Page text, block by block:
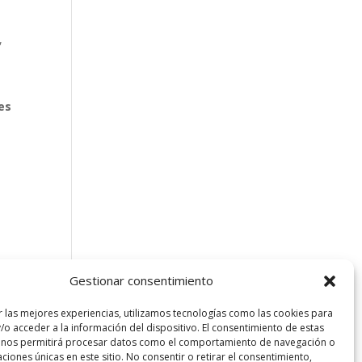
Gestionar consentimiento
las mejores experiencias, utilizamos tecnologías como las cookies para
o acceder a la información del dispositivo. El consentimiento de estas
permitirá procesar datos como el comportamiento de navegación o
únicas en este sitio. No consentir o retirar el consentimiento,